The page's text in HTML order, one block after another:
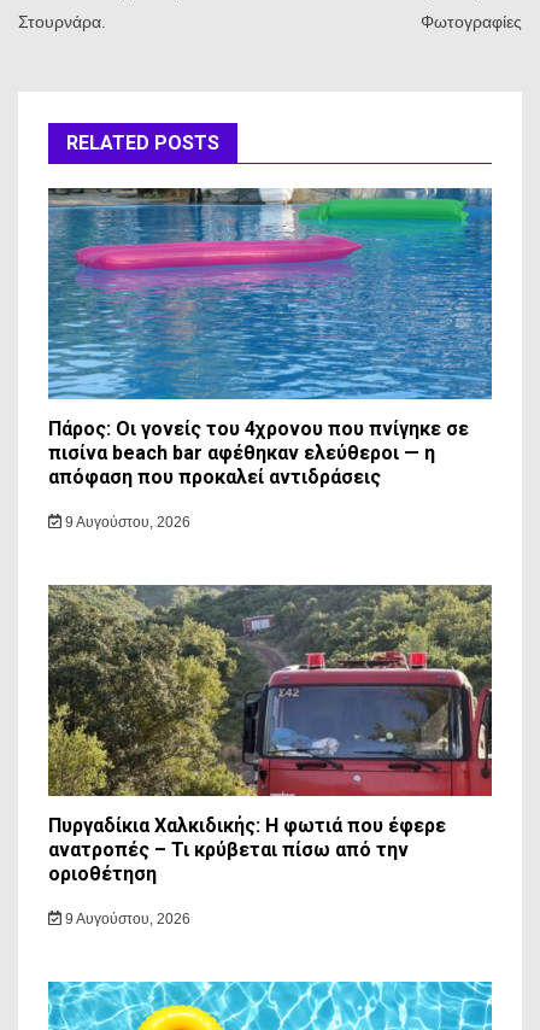
Στουρνάρα.
Φωτογραφίες
RELATED POSTS
Πάρος: Οι γονείς του 4χρονου που πνίγηκε σε
πισίνα beach bar αφέθηκαν ελεύθεροι — η
απόφαση που προκαλεί αντιδράσεις
9 Αυγούστου, 2026
Πυργαδίκια Χαλκιδικής: Η φωτιά που έφερε
ανατροπές – Τι κρύβεται πίσω από την
οριοθέτηση
9 Αυγούστου, 2026